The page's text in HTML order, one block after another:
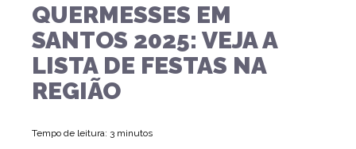
QUERMESSES EM
SANTOS 2025: VEJA A
LISTA DE FESTAS NA
REGIÃO
Tempo de leitura: 3 minutos